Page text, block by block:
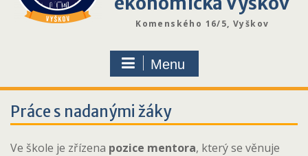
Komenského 16/5, Vyškov
Menu
Práce s nadanými žáky
Ve škole je zřízena pozice mentora, který se věnuje